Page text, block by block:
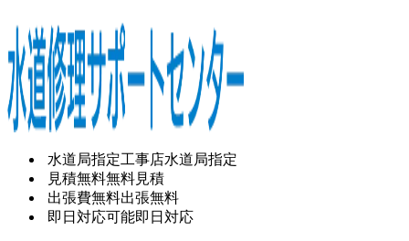
水道局指定工事店水道局指定
見積無料無料見積
出張費無料出張無料
即日対応可能即日対応